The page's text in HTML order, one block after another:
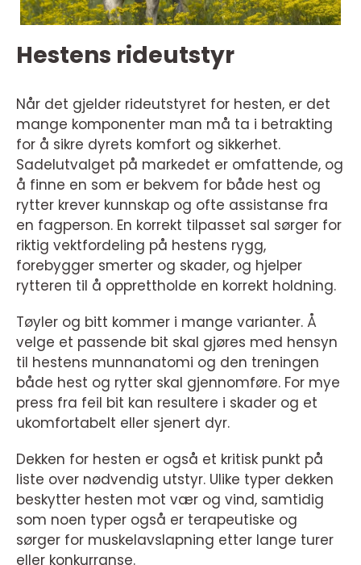
Hestens rideutstyr
Når det gjelder rideutstyret for hesten, er det
mange komponenter man må ta i betrakting
for å sikre dyrets komfort og sikkerhet.
Sadelutvalget på markedet er omfattende, og
å finne en som er bekvem for både hest og
rytter krever kunnskap og ofte assistanse fra
en fagperson. En korrekt tilpasset sal sørger for
riktig vektfordeling på hestens rygg,
forebygger smerter og skader, og hjelper
rytteren til å opprettholde en korrekt holdning.
Tøyler og bitt kommer i mange varianter. Å
velge et passende bit skal gjøres med hensyn
til hestens munnanatomi og den treningen
både hest og rytter skal gjennomføre. For mye
press fra feil bit kan resultere i skader og et
ukomfortabelt eller sjenert dyr.
Dekken for hesten er også et kritisk punkt på
liste over nødvendig utstyr. Ulike typer dekken
beskytter hesten mot vær og vind, samtidig
som noen typer også er terapeutiske og
sørger for muskelavslapning etter lange turer
eller konkurranse.